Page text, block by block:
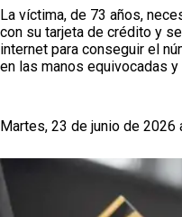
La víctima, de 73 años,
con su tarjeta de crédito y
internet para conseguir el
en las manos equivocadas
Martes, 23 de junio de 2026